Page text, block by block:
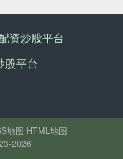
资炒股平台
股平台
地图 HTML地图
2026